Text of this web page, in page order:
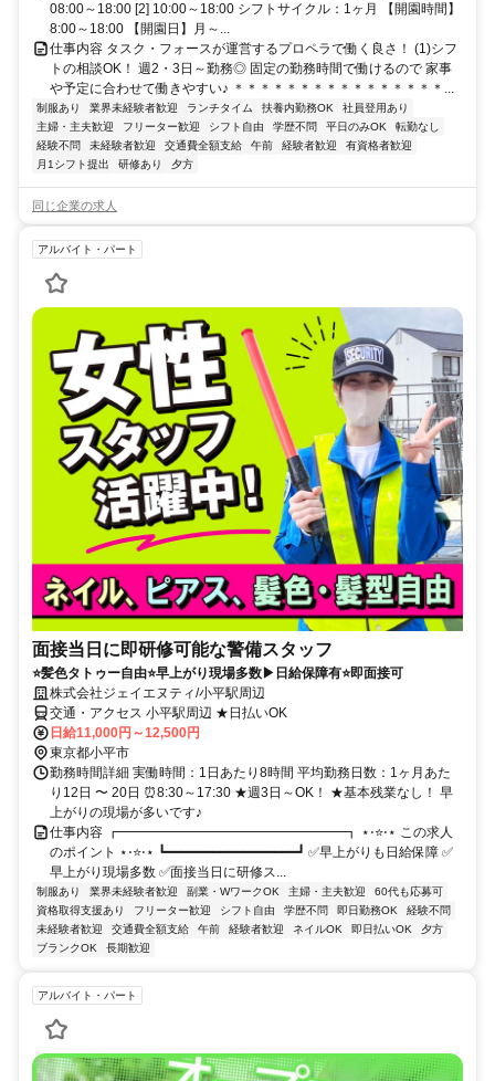
08:00～18:00 [2] 10:00～18:00 シフトサイクル：1ヶ月 【開園時間】
8:00～18:00 【開園日】月～...
仕事内容 タスク・フォースが運営するプロペラで働く良さ！ (1)シフ
トの相談OK！ 週2・3日～勤務◎ 固定の勤務時間で働けるので 家事
や予定に合わせて働きやすい♪ ＊＊＊＊＊＊＊＊＊＊＊＊＊＊＊＊...
制服あり 業界未経験者歓迎 ランチタイム 扶養内勤務OK
社員登用あり
主婦・主夫歓迎
フリーター歓迎 シフト自由 学歴不問 平日のみOK
転勤なし
経験不問
未経験者歓迎 交通費全額支給 午前 経験者歓迎
有資格者歓迎
月1シフト提出
研修あり 夕方
同じ企業の求人
アルバイト・パート
面接当日に即研修可能な警備スタッフ
⭐髪色タトゥー自由⭐早上がり現場多数▶日給保障有⭐即面接可
株式会社ジェイエヌティ/小平駅周辺
交通・アクセス 小平駅周辺 ★日払いOK
日給11,000円～12,500円
東京都小平市
勤務時間詳細 実働時間：1日あたり8時間 平均勤務日数：1ヶ月あた
り12日 〜 20日 ⏰8:30～17:30 ★週3日～OK！ ★基本残業なし！ 早
上がりの現場が多いです♪
仕事内容 ┏━━━━━━━━━━━━━━━━━┓ ⋆⋅⭐⋅⋆ この求人
のポイント ⋆⋅⭐⋅⋆ ┗━━━━━━━━━━━━━━━━━┛ ✅早上がりも日給保障 ✅
早上がり現場多数 ✅面接当日に研修ス...
制服あり 業界未経験者歓迎 副業・WワークOK 主婦・主夫歓迎
60代も応募可
資格取得支援あり
フリーター歓迎 シフト自由 学歴不問 即日勤務OK
経験不問
未経験者歓迎
交通費全額支給 午前 経験者歓迎 ネイルOK 即日払いOK
夕方
ブランクOK
長期歓迎
アルバイト・パート